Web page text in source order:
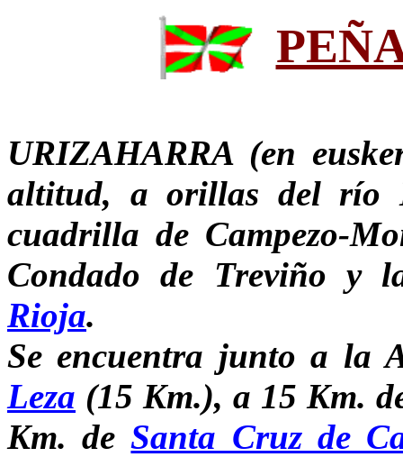
URIZAHARRA (en
altitud, a orillas del río
cuadrilla de Campezo-
Condado de Treviño y
Rioja.
Se encuentra junto a la
Leza (15 Km.), a 15 Km.
Km. deSanta Cruz de